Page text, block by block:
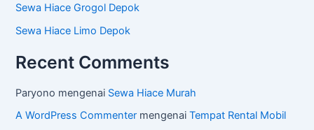
Sewa Hiace Grogol Depok
Sewa Hiace Limo Depok
Recent Comments
Paryono mengenai Sewa Hiace Murah
A WordPress Commenter mengenaiTempat Rental Mobil